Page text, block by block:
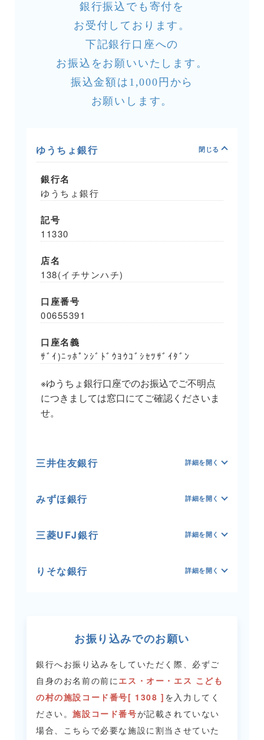
銀行振込でも寄付を
お受付しております。
下記銀行口座への
お振込をお願いいたします。
振込金額は1,000円から
お願いします。
ゆうちょ銀行
銀行名
ゆうちょ銀行
記号
11330
店名
138(イチサンハチ)
口座番号
00655391
口座名義
ｻﾞｲ)ﾆｯﾎﾟﾝｼﾞﾄﾞｳﾖｳｺﾞｼｾﾂｻﾞｲﾀﾞﾝ
※ゆうちょ銀行口座でのお振込でご不明点
につきましては窓口にてご確認くださいま
せ。
三井住友銀行
みずほ銀行
三菱UFJ銀行
りそな銀行
お振り込みでのお願い
銀行へお振り込みをしていただく際、必ずご
自身のお名前の前にエス・オー・エス こども
の村の施設コード番号[ 1308 ] を入力してく
ださい。施設コード番号が記載されていない
場合、こちらで必要な施設に割当させていた